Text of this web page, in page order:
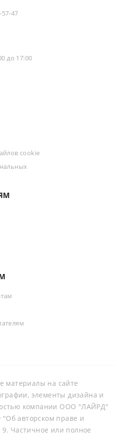
47
до 17:00
cookie
материалы на сайте
элементы дизайна и
компании ООО "ЛАЙРД"
авторском праве и
Частичное или полное